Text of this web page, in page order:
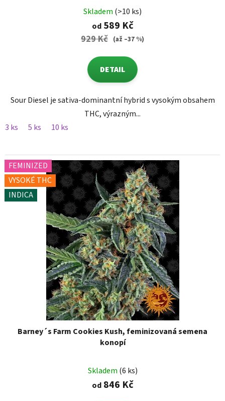
Skladem (>10 ks)
od589 Kč
929 Kč (až –37 %)
DETAIL
Sour Diesel je sativa-dominantní hybrid s vysokým obsahem
THC, výrazným...
3 ks
5 ks 10 ks
FEMINIZED
VYSOKÉ THC
INDICA
Barney´s Farm Cookies Kush, feminizovaná semena
konopí
Skladem (6 ks)
od846 Kč